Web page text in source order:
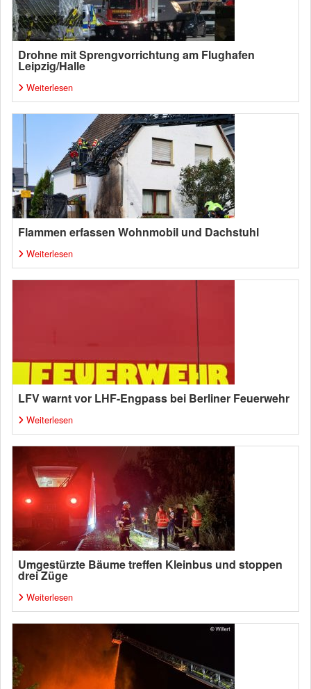
Drohne mit Sprengvorrichtung am Flughafen
Leipzig/Halle
Weiterlesen
Flammen erfassen Wohnmobil und Dachstuhl
Weiterlesen
LFV warnt vor LHF-Engpass bei Berliner Feuerwehr
Weiterlesen
Umgestürzte Bäume treffen Kleinbus und stoppen
drei Züge
Weiterlesen